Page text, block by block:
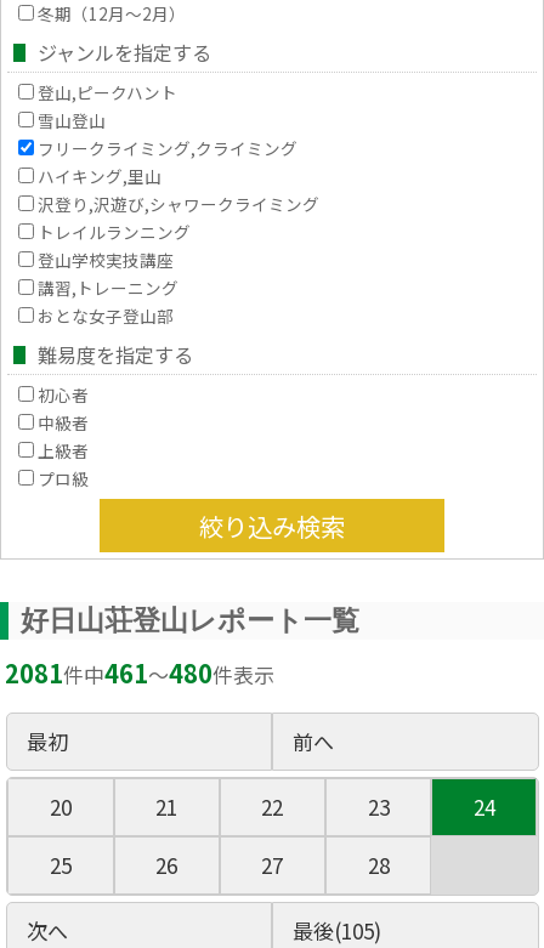
冬期（12月～2月）
ジャンルを指定する
登山,ピークハント
雪山登山
フリークライミング,クライミング
ハイキング,里山
沢登り,沢遊び,シャワークライミング
トレイルランニング
登山学校実技講座
講習,トレーニング
おとな女子登山部
難易度を指定する
初心者
中級者
上級者
プロ級
絞り込み検索
好日山荘登山レポート一覧
2081件中461〜480件表示
最初 前へ
20 21 22 23
24
25
26 27 28
次へ 最後(105)